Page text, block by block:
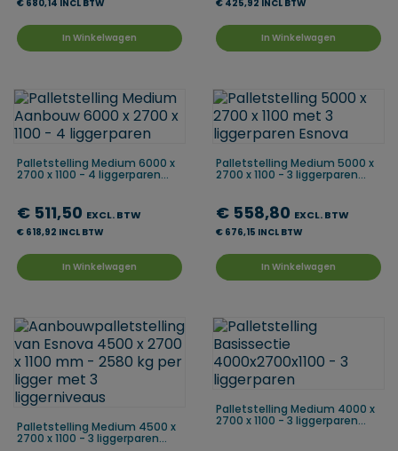
€ 680,14 INCL BTW
In Winkelwagen
€ 425,92 INCL BTW
In Winkelwagen
Palletstelling Medium 6000 x
2700 x 1100 - 4 liggerparen...
€ 511,50 EXCL. BTW
€ 618,92 INCL BTW
In Winkelwagen
Palletstelling Medium 5000 x
2700 x 1100 - 3 liggerparen...
€ 558,80 EXCL. BTW
€ 676,15 INCL BTW
In Winkelwagen
Palletstelling Medium 4500 x
2700 x 1100 - 3 liggerparen...
Palletstelling Medium 4000 x
2700 x 1100 - 3 liggerparen...